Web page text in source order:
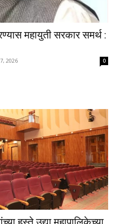
महायुती सरकार समर्थ :
2026 0